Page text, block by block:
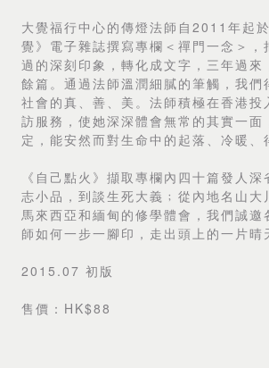
大覺福行中心的傳燈法師自2011年起
覺》電子雜誌撰寫專欄＜禪門一念＞，
過的深刻印象，轉化成文字，三年過來
餘篇。通過法師溫潤細膩的筆觸，我們
社會的真、善、美。法師積極在香港投
訪服務，使她深深體會無常的其實一面
定，能安然而對生命中的起落、冷暖、
《自己點火》擷取專欄內四十篇發人深
志小品，到談生死大義﹔從內地名山大
馬來西亞和緬甸的修學體會，我們誠邀
師如何一步一腳印，走出頭上的一片晴
2015.07 初版
售價：HK$88